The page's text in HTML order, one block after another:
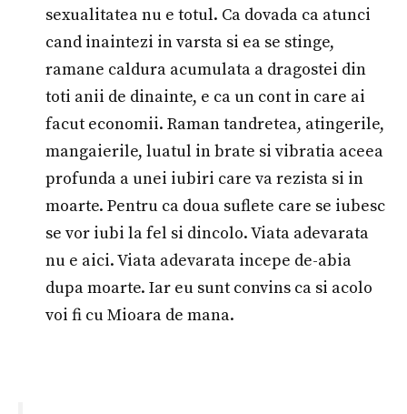
sexualitatea nu e totul. Ca dovada ca atunci
cand inaintezi in varsta si ea se stinge,
ramane caldura acumulata a dragostei din
toti anii de dinainte, e ca un cont in care ai
facut economii. Raman tandretea, atingerile,
mangaierile, luatul in brate si vibratia aceea
profunda a unei iubiri care va rezista si in
moarte. Pentru ca doua suflete care se iubesc
se vor iubi la fel si dincolo. Viata adevarata
nu e aici. Viata adevarata incepe de-abia
dupa moarte. Iar eu sunt convins ca si acolo
voi fi cu Mioara de mana.